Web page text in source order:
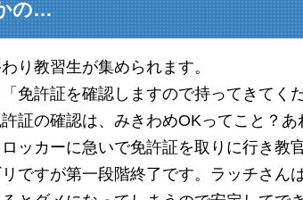
の…
り教習生が集められます。
免許証を確認しますので持ってきてく
証の確認は、みきわめOKってこと？あ
ッカーに急いで免許証を取りに行き教
リですが第一段階終了です。ラッチさん